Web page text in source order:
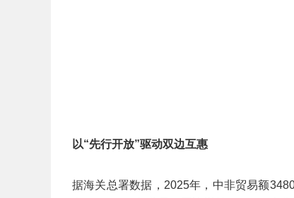
以“先行开放”驱动双边互惠
据海关总署数据，2025年，中非贸易额